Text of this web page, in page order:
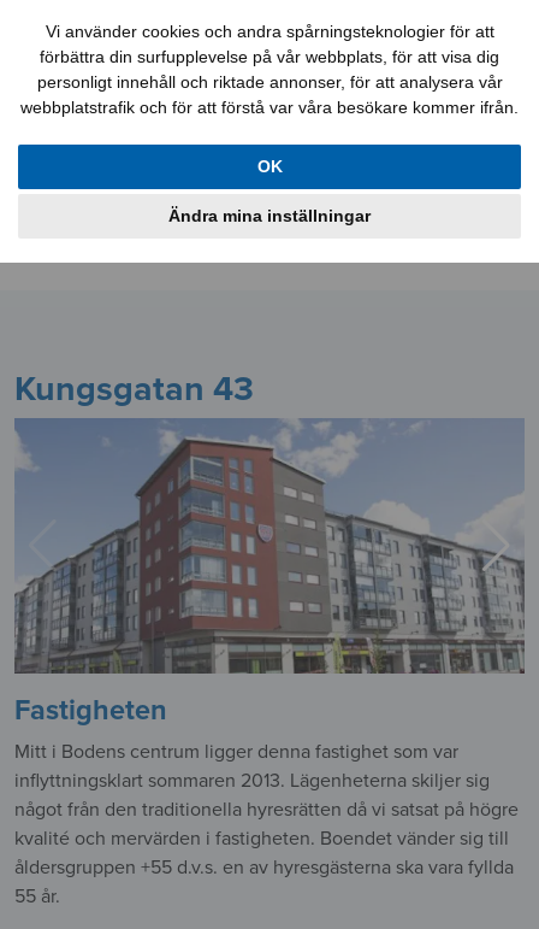
Vi använder cookies och andra spårningsteknologier för att
förbättra din surfupplevelse på vår webbplats, för att visa dig
personligt innehåll och riktade annonser, för att analysera vår
webbplatstrafik och för att förstå var våra besökare kommer ifrån.
OK
Ändra mina inställningar
Felanmälan Kontakt Mina sidor
Lägenheter
Bostadskö
Information
Om oss
Kungsgatan 43
Fastigheten
Mitt i Bodens centrum ligger denna fastighet som var
inflyttningsklart sommaren 2013. Lägenheterna skiljer sig
något från den traditionella hyresrätten då vi satsat på högre
kvalité och mervärden i fastigheten. Boendet vänder sig till
åldersgruppen +55 d.v.s. en av hyresgästerna ska vara fyllda
55 år.